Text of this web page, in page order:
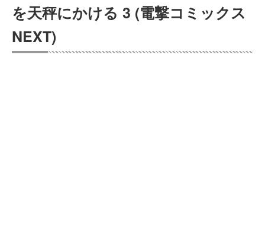
Myシェルフ
プレミアム
を天秤にかける 3 (電撃コミックス
NEXT)